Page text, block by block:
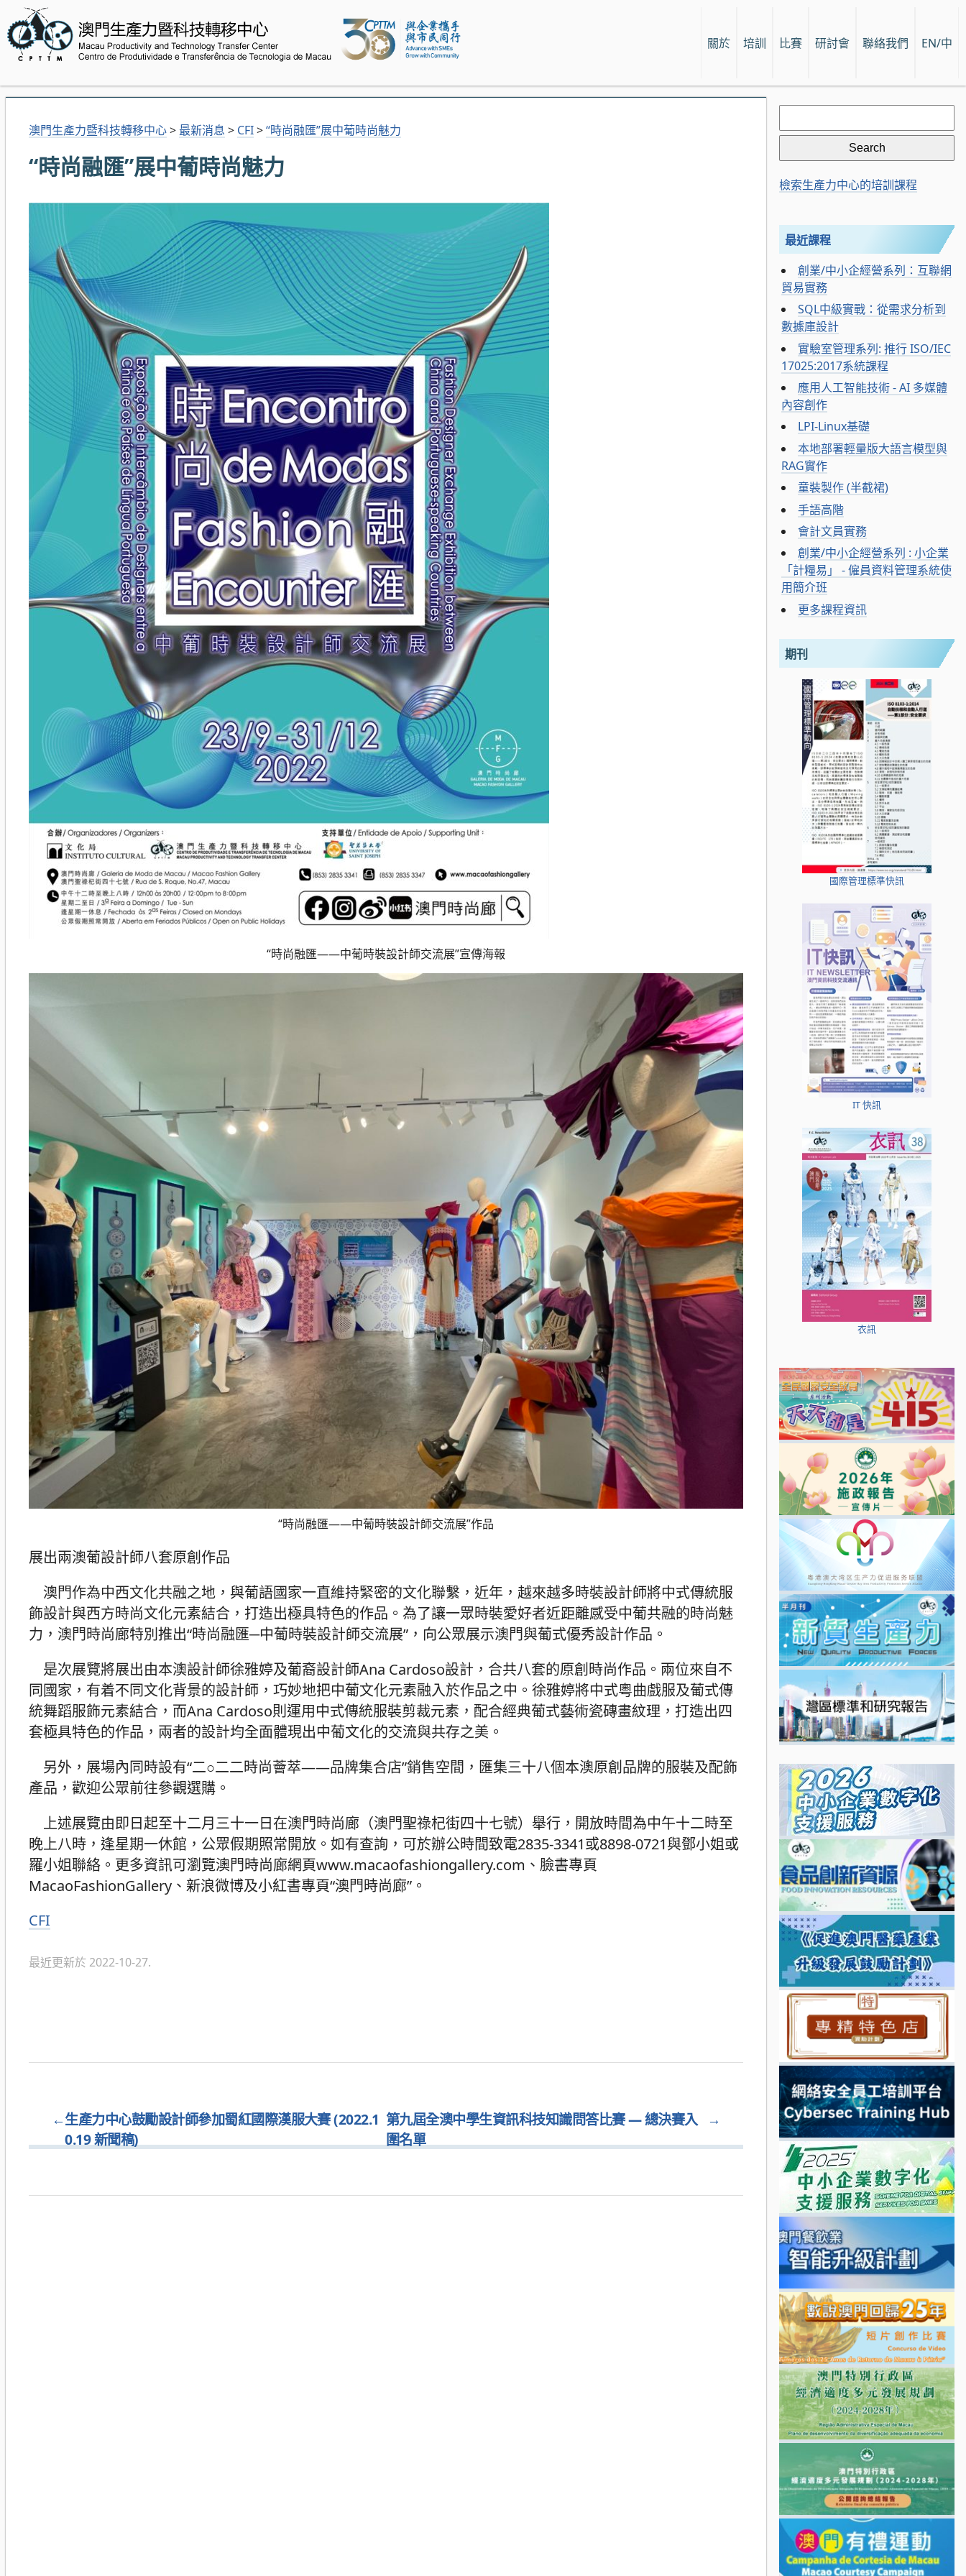
關於 培訓 比賽 研討會 聯絡我們 EN/中
澳門生產力暨科技轉移中心> 最新消息 > CFI>“時尚融匯”展中葡時尚魅力
“時尚融匯”展中葡時尚魅力
“時尚融匯——中葡時裝設計師交流展”宣傳海報
“時尚融匯——中葡時裝設計師交流展”作品
展出兩澳葡設計師八套原創作品
澳門作為中西文化共融之地，與葡語國家一直維持緊密的文化聯繫，近年，越來越多時裝設計師將中式傳統服
飾設計與西方時尚文化元素結合，打造出極具特色的作品。為了讓一眾時裝愛好者近距離感受中葡共融的時尚魅
力，澳門時尚廊特別推出“時尚融匯─中葡時裝設計師交流展”，向公眾展示澳門與葡式優秀設計作品。
是次展覽將展出由本澳設計師徐雅婷及葡裔設計師Ana Cardoso設計，合共八套的原創時尚作品。兩位來自不
同國家，有着不同文化背景的設計師，巧妙地把中葡文化元素融入於作品之中。徐雅婷將中式粵曲戲服及葡式傳
統舞蹈服飾元素結合，而Ana Cardoso則運用中式傳統服裝剪裁元素，配合經典葡式藝術瓷磚畫紋理，打造出四
套極具特色的作品，兩者的設計均全面體現出中葡文化的交流與共存之美。
另外，展場內同時設有“二○二二時尚薈萃——品牌集合店”銷售空間，匯集三十八個本澳原創品牌的服裝及配飾
產品，歡迎公眾前往參觀選購。
上述展覽由即日起至十二月三十一日在澳門時尚廊（澳門聖祿杞街四十七號）舉行，開放時間為中午十二時至
晚上八時，逢星期一休館，公眾假期照常開放。如有查詢，可於辦公時間致電2835-3341或8898-0721與鄧小姐或
羅小姐聯絡。更多資訊可瀏覽澳門時尚廊網頁www.macaofashiongallery.com、臉書專頁
MacaoFashionGallery、新浪微博及小紅書專頁“澳門時尚廊”。
分
CFI
最近更新於 2022-10-27.
←生產力中心鼓勵設計師參加蜀紅國際漢服大賽 (2022.1
0.19 新聞稿)
→
第九屆全澳中學生資訊科技知識問答比賽 — 總決賽入
圍名單
Search
for:
檢索生產力中心的培訓課程
最近課程
創業/中小企經營系列：互聯網
貿易實務
SQL中級實戰：從需求分析到
數據庫設計
實驗室管理系列: 推行 ISO/IEC
17025:2017系統課程
應用人工智能技術 - AI 多媒體
內容創作
LPI-Linux基礎
本地部署輕量版大語言模型與
RAG實作
童裝製作 (半截裙)
手語高階
會計文員實務
創業/中小企經營系列 : 小企業
「計糧易」 - 僱員資料管理系統使
用簡介班
更多課程資訊
期刊
國際管理標準快訊
IT 快訊
衣訊